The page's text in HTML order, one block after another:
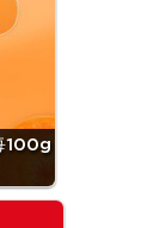
100g